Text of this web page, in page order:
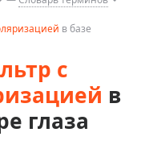
в базе
c
в
глаза